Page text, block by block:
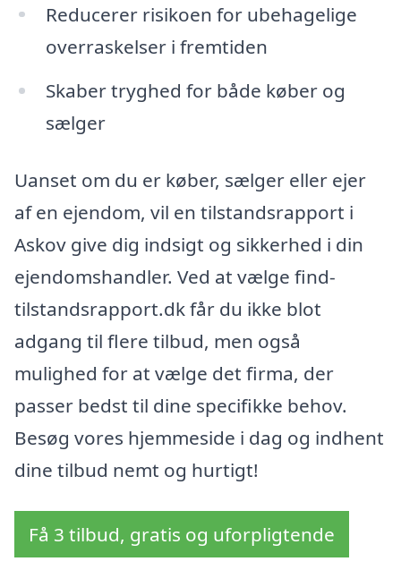
Reducerer risikoen for ubehagelige
overraskelser i fremtiden
Skaber tryghed for både køber og
sælger
Uanset om du er køber, sælger eller ejer
af en ejendom, vil en tilstandsrapport i
Askov give dig indsigt og sikkerhed i din
ejendomshandler. Ved at vælge find-
tilstandsrapport.dk får du ikke blot
adgang til flere tilbud, men også
mulighed for at vælge det firma, der
passer bedst til dine specifikke behov.
Besøg vores hjemmeside i dag og indhent
dine tilbud nemt og hurtigt!
Få 3 tilbud, gratis og uforpligtende